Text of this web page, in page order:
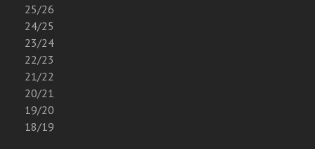
25/26
24/25
23/24
22/23
21/22
20/21
19/20
18/19